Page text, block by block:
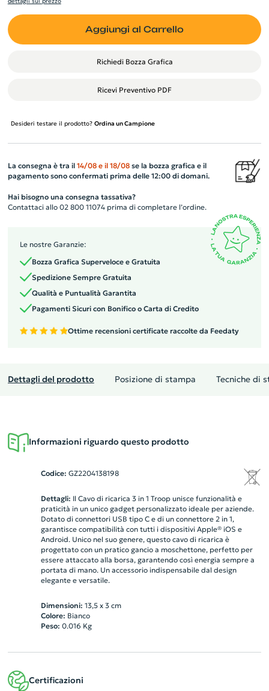
Aggiungi al Carrello
Richiedi Bozza Grafica
Ricevi Preventivo PDF
Desideri testare il prodotto? Ordina un Campione
La consegna è tra il 14/08 e il 18/08se la bozza grafica e il
pagamento sono confermati prima delle 12:00 di domani.
Hai bisogno una consegna tassativa?
Contattaci allo 02 800 11074 prima di completare l’ordine.
Le nostre Garanzie:
Bozza Grafica Superveloce e Gratuita
Spedizione Sempre Gratuita
Qualità e Puntualità Garantita
Pagamenti Sicuri con Bonifico o Carta di Credito
Ottime recensioni certificate raccolte da Feedaty
Dettagli del prodotto Posizione di stampa Tecniche di
Informazioni riguardo questo prodotto
Codice: GZ2204138198
Dettagli: Il Cavo di ricarica 3 in 1 Troop unisce funzionalità e
praticità in un unico gadget personalizzato ideale per aziende.
Dotato di connettori USB tipo C e di un connettore 2 in 1,
garantisce compatibilità con tutti i dispositivi Apple® iOS e
Android. Unico nel suo genere, questo cavo di ricarica è
progettato con un pratico gancio a moschettone, perfetto per
essere attaccato alla borsa, garantendo così energia sempre a
portata di mano. Un accessorio indispensabile dal design
elegante e versatile.
Dimensioni: 13,5 x 3 cm
Colore: Bianco
Peso: 0.016 Kg
Certificazioni